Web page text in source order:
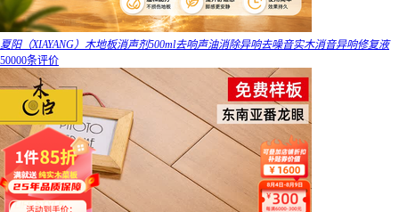
夏阳（XIAYANG）木地板消声剂500ml去响声油消除异响去噪音实木消音异响修复液
50000条评价